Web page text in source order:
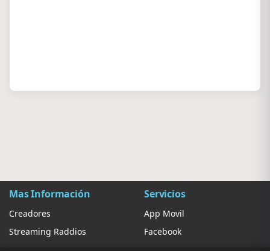
Mas Información
Creadores
Streaming Raddios
Servicios
App Movil
Facebook